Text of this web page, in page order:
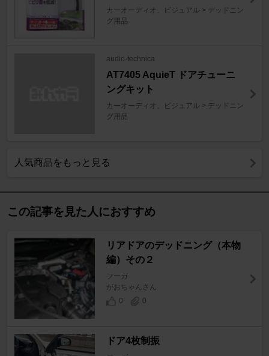
カーオーディオ、ビジュアル > デッドニン
グ用品
audio-technica
AT7405 AquieT ドアチューニ
ングキット
カーオーディオ、ビジュアル > デッドニン
グ用品
人気商品をもっと見る
この記事を見た人におすすめ
リアドアのデッドニング（本物
編）その２
フーガ
がおちゃんさん
0
0
ドア4枚制振